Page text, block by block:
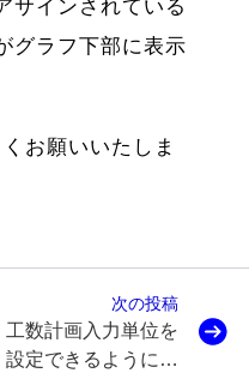
サインされている
グラフ下部に表示
お願いいたしま
次の投稿
工数計画入力単位を
設定できるようにし